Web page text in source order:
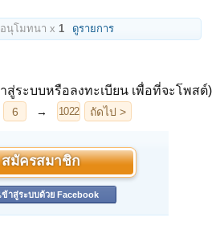
อนุโมทนา x 1 ดูรายการ
สู่ระบบหรือลงทะเบียน เพื่อที่จะโพสต์)
สมัครสมาชิก
เข้าสู่ระบบด้วย Facebook